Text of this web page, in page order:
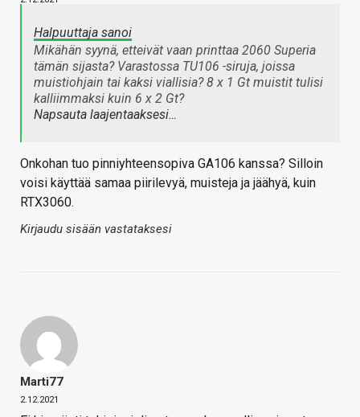
Halpuuttaja sanoi
Mikähän syynä, etteivät vaan printtaa 2060 Superia
tämän sijasta? Varastossa TU106 -siruja, joissa
muistiohjain tai kaksi viallisia? 8 x 1 Gt muistit tulisi
kalliimmaksi kuin 6 x 2 Gt?
Napsauta laajentaaksesi…
Onkohan tuo pinniyhteensopiva GA106 kanssa? Silloin
voisi käyttää samaa piirilevyä, muisteja ja jäähyä, kuin
RTX3060.
Kirjaudu sisään vastataksesi
Marti77
2.12.2021